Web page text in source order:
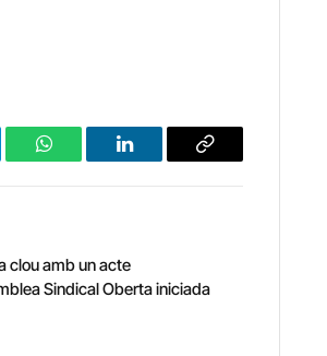
WhatsAppLinkedIn Copy
clou amb un acte
Sindical Oberta iniciada